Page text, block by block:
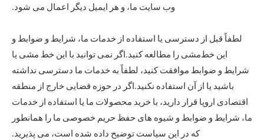
وب سایت ما، و هر ایمیل دیگر اعمال می شود.
لطفاً قبل از دسترسی یا استفاده از خدمات ما، شرایط و ضوابط و
این خط‌مشی را مطالعه کنید.اگر نمی توانید با این خط مشی یا
شرایط و ضوابط موافقت کنید، لطفاً به خدمات ما دسترسی نداشته
باشید یا از آن استفاده نکنید.اگر در حوزه قضایی خارج از منطقه
اقتصادی اروپا قرار دارید، با خرید محصولات ما یا استفاده از خدمات
ما، شرایط و ضوابط و شیوه های حفظ حریم خصوصی ما را همانطور
که در این سیاست توضیح داده شده است، می پذیرید.